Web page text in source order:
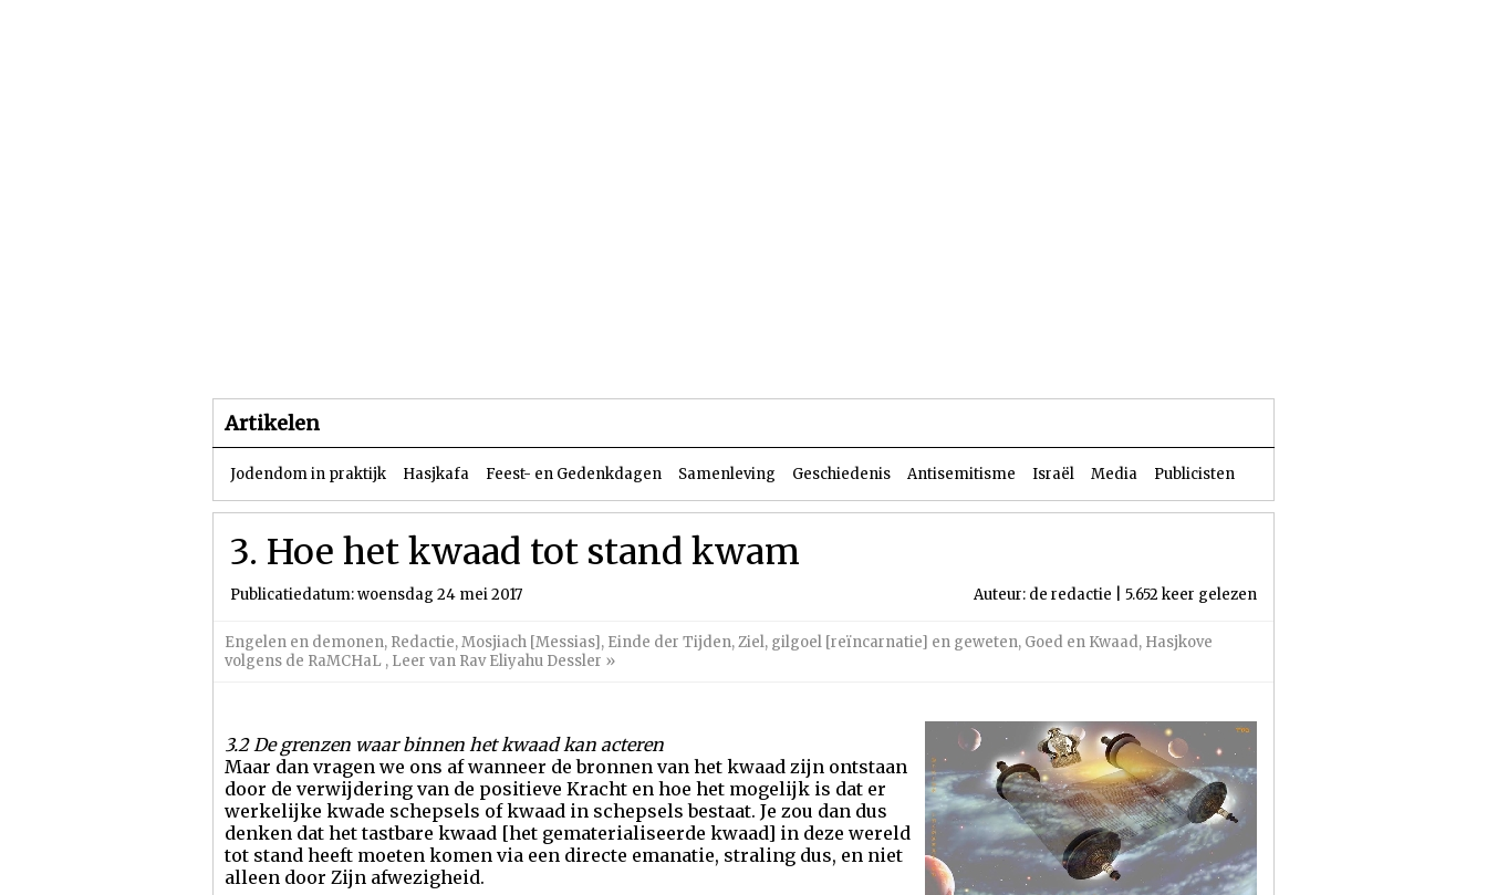
Artikelen
Jodendom in praktijk Hasjkafa Feest- en Gedenkdagen Samenleving Geschiedenis Antisemitisme Israël Media Publicisten
3. Hoe het kwaad tot stand kwam
Publicatiedatum: woensdag 24 mei 2017 Auteur: de redactie | 5.652 keer gelezen
Engelen en demonen, Redactie,Mosjiach [Messias], Einde der Tijden,Ziel, gilgoel [reïncarnatie] en geweten, Goed en Kwaad, Hasjkove
volgens de RaMCHaL , Leer van Rav Eliyahu Dessler »
3.2 De grenzen waar binnen het kwaad kan acteren
Maar dan vragen we ons af wanneer de bronnen van het kwaad zijn ontstaan
door de verwijdering van de positieve Kracht en hoe het mogelijk is dat er
werkelijke kwade schepsels of kwaad in schepsels bestaat. Je zou dan dus
denken dat het tastbare kwaad [het gematerialiseerde kwaad] in deze wereld
tot stand heeft moeten komen via een directe emanatie, straling dus, en niet
alleen door Zijn afwezigheid.